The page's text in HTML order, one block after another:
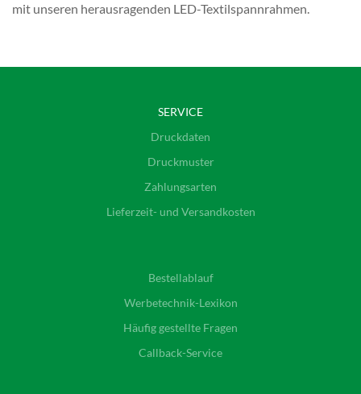
mit unseren herausragenden LED-Textilspannrahmen.
SERVICE
Druckdaten
Druckmuster
Zahlungsarten
Lieferzeit- und Versandkosten
Bestellablauf
Werbetechnik-Lexikon
Häufig gestellte Fragen
Callback-Service